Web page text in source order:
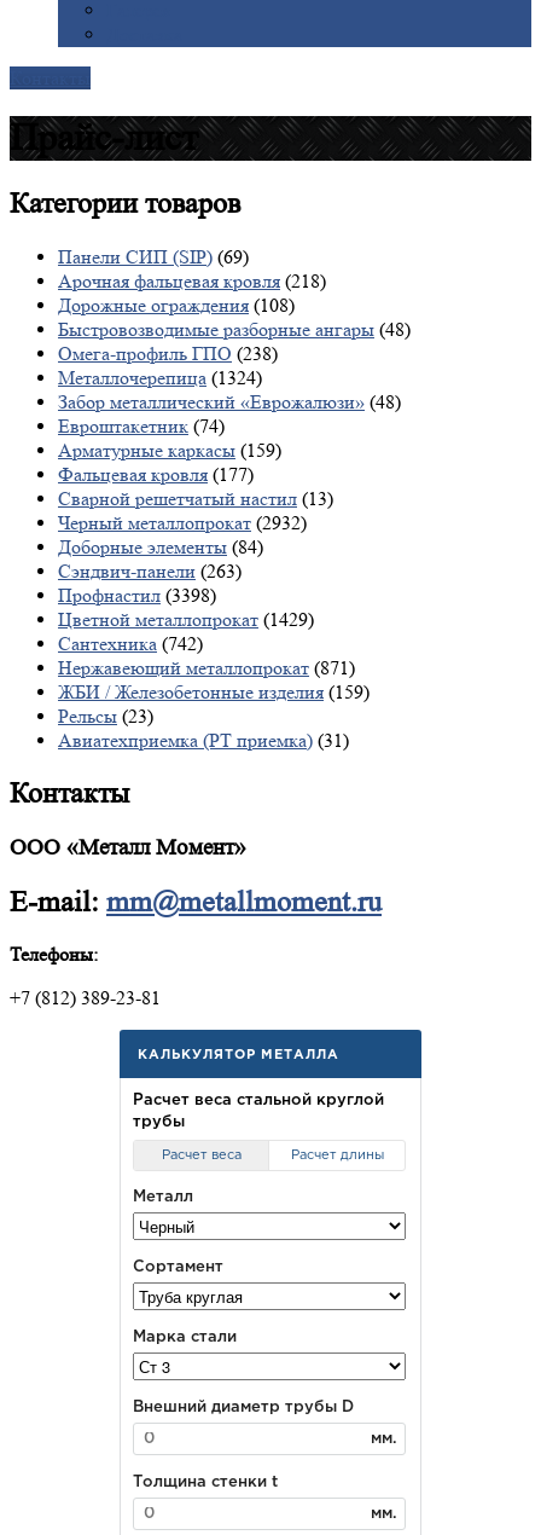
Прайс-лист
Категориитоваров
Панели СИП (SIP) (69)
Арочная фальцевая кровля (218)
Дорожные ограждения (108)
Быстровозводимые разборные ангары (48)
Омега-профиль ГПО (238)
Металлочерепица (1324)
Забор металлический «Еврожалюзи» (48)
Евроштакетник (74)
Арматурные каркасы (159)
Фальцевая кровля (177)
Сварной решетчатый настил (13)
Черный металлопрокат (2932)
Доборные элементы (84)
Сэндвич-панели (263)
Профнастил (3398)
Цветной металлопрокат (1429)
Сантехника (742)
Нержавеющий металлопрокат (871)
ЖБИ / Железобетонные изделия (159)
Рельсы (23)
Авиатехприемка (РТ приемка) (31)
Контакты
ООО «Металл Момент»
E-mail: mm@metallmoment.ru
Телефоны:
+7 (812) 389-23-81